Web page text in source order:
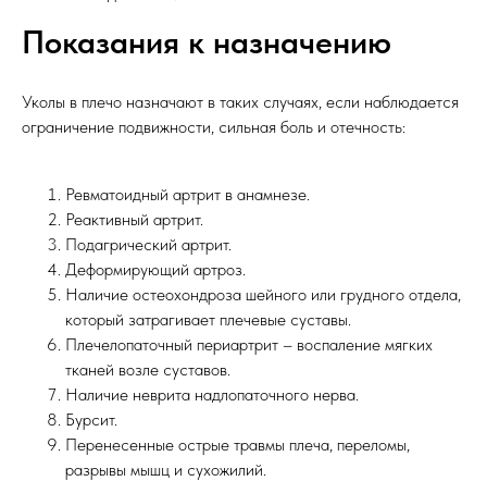
Показания к назначению
Уколы в плечо назначают в таких случаях, если наблюдается
ограничение подвижности, сильная боль и отечность:
Ревматоидный артрит в анамнезе.
Реактивный артрит.
Подагрический артрит.
Деформирующий артроз.
Наличие остеохондроза шейного или грудного отдела,
который затрагивает плечевые суставы.
Плечелопаточный периартрит – воспаление мягких
тканей возле суставов.
Наличие неврита надлопаточного нерва.
Бурсит.
Перенесенные острые травмы плеча, переломы,
разрывы мышц и сухожилий.